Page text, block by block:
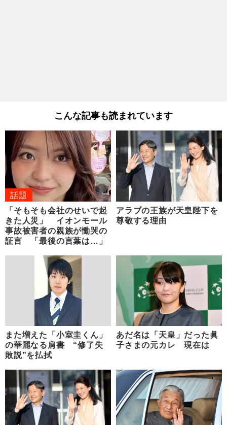
こんな記事も読まれています
話題
「そもそも会社のせいで起
きた人災」 イオンモール
事故被害者の親族が慟哭の
証言 「最後の言葉は…」
アラブの王族が天皇陛下を
尊敬する理由
また増えた「小室圭くん」
の華麗なる肩書 “修了失
敗説”を払拭
あだ名は「天皇」だった眞
子さまの元カレ 現在は